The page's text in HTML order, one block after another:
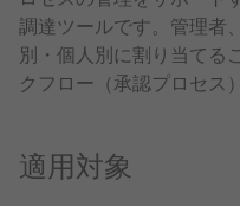
調達ツールです。管理者
別・個人別に割り当てる
クフロー（承認プロセス
適用対象